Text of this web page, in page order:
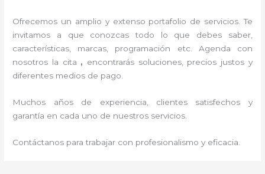
Ofrecemos un amplio y extenso portafolio de servicios. Te
invitamos a que conozcas todo lo que debes saber,
características, marcas, programación etc. Agenda con
nosotros la cita , encontrarás soluciones, precios justos y
diferentes medios de pago.
Muchos años de experiencia, clientes satisfechos y
garantía en cada uno de nuestros servicios.
Contáctanos para trabajar con profesionalismo y eficacia.